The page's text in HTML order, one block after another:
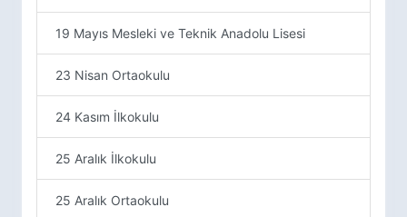
19 Mayıs Mesleki ve Teknik Anadolu Lisesi
23 Nisan Ortaokulu
24 Kasım İlkokulu
25 Aralık İlkokulu
25 Aralık Ortaokulu